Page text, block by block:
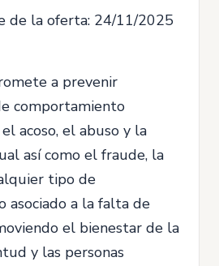
de la oferta: 24/11/2025
a prevenir
comportamiento
acoso, el abuso y la
así como el fraude, la
tipo de
asociado a la falta de
el bienestar de la
y las personas